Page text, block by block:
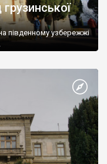
південному узбережжі